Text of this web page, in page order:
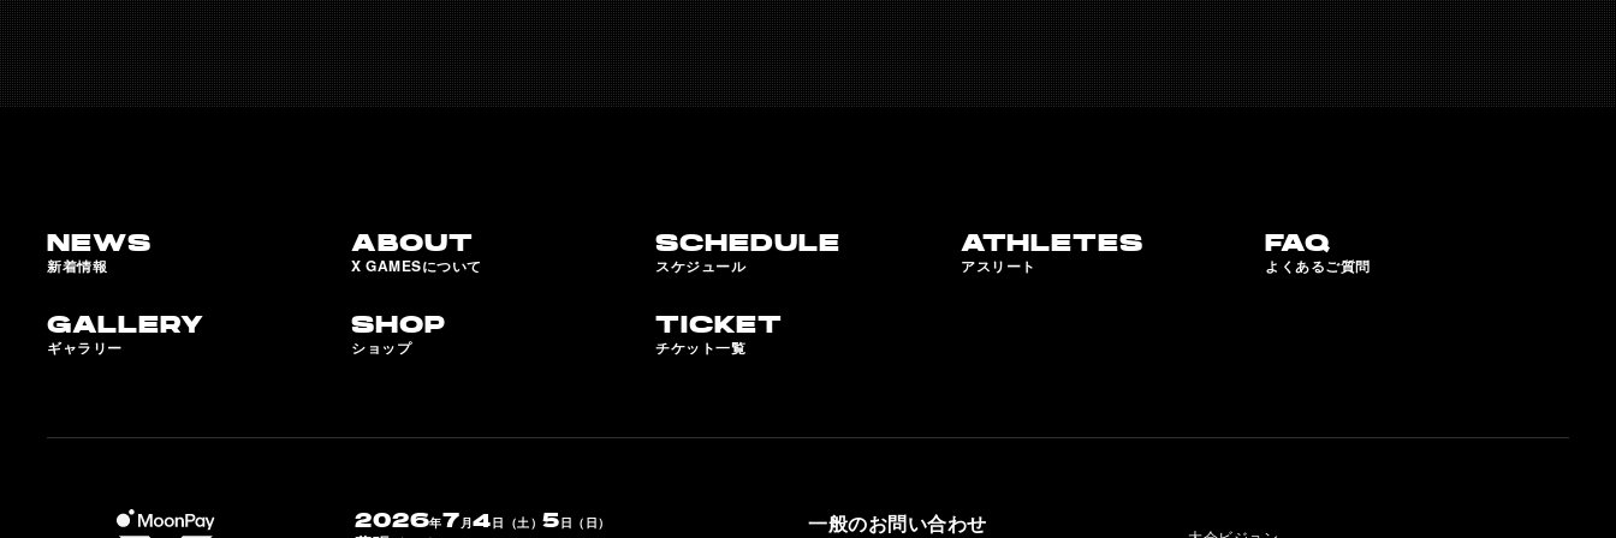
NEWS
新着情報
ABOUT
X GAMESについて
SCHEDULE
スケジュール
ATHLETES
アスリート
FAQ
よくあるご質問
GALLERY
ギャラリー
SHOP
ショップ
TICKET
チケット一覧
2026年7月4日（土）5日（日） 一般のお問い合わせ